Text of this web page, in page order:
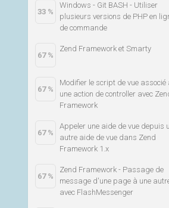
33 %
Windows - Git BASH - Utiliser
plusieurs versions de PHP en
de commande
67 %
Zend Framework et Smarty
67 %
Modifier le script de vue associé
une action de controller avec
Framework
67 %
Appeler une aide de vue depuis
autre aide de vue dans Zend
Framework 1.x
67 %
Zend Framework - Passage de
message d'une page à une
avec FlashMessenger